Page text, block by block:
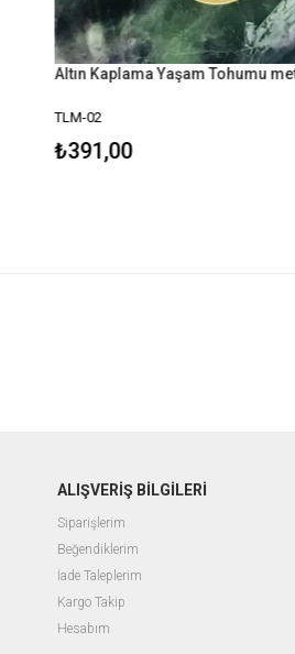
TLM-02
₺391,00
ALIŞVERİŞ BİLGİLERİ
Siparişlerim
Beğendiklerim
İade Taleplerim
Kargo Takip
Hesabım